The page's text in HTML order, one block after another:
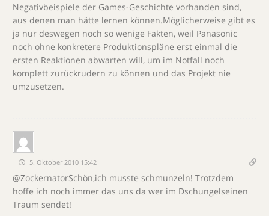
Negativbeispiele der Games-Geschichte vorhanden sind,
aus denen man hätte lernen können.Möglicherweise gibt es
ja nur deswegen noch so wenige Fakten, weil Panasonic
noch ohne konkretere Produktionspläne erst einmal die
ersten Reaktionen abwarten will, um im Notfall noch
komplett zurückrudern zu können und das Projekt nie
umzusetzen.
5. Oktober 2010 15:42
@ZockernatorSchön,ich musste schmunzeln! Trotzdem
hoffe ich noch immer das uns da wer im Dschungelseinen
Traum sendet!